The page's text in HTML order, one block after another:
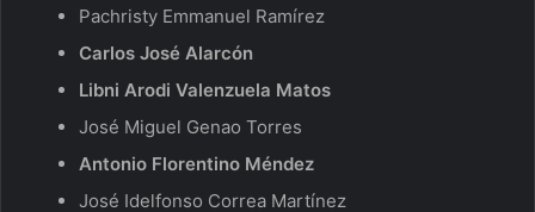
Pachristy Emmanuel Ramírez
Carlos José Alarcón
Libni Arodi Valenzuela Matos
José Miguel Genao Torres
Antonio Florentino Méndez
José Idelfonso Correa Martínez